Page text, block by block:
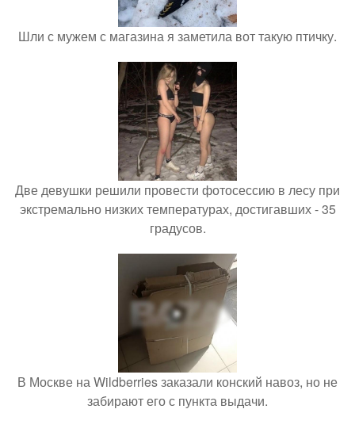
Шли с мужем с магазина я заметила вот такую птичку.
Две девушки решили провести фотосессию в лесу при
экстремально низких температурах, достигавших - 35
градусов.
В Москве на Wildberries заказали конский навоз, но не
забирают его с пункта выдачи.